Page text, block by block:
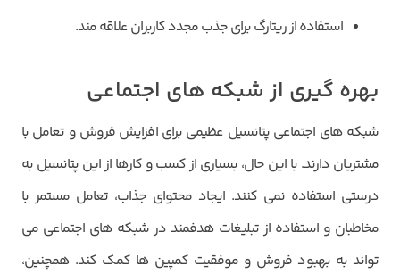
استفاده از ریتارگ برای جذب مجدد کاربران علاقه مند.
بهره گیری از شبکه های اجتماعی
شبکه های اجتماعی پتانسیل عظیمی برای افزایش فروش و تعامل با
مشتریان دارند. با این حال، بسیاری از کسب و کارها از این پتانسیل به
درستی استفاده نمی کنند. ایجاد محتوای جذاب، تعامل مستمر با
مخاطبان و استفاده از تبلیغات هدفمند در شبکه های اجتماعی می
تواند به بهبود فروش و موفقیت کمپین ها کمک کند. همچنین،